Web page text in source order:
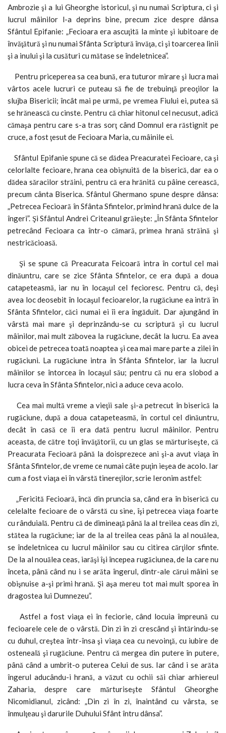
Ambrozie şi a lui Gheorghe istoricul, şi nu numai Scriptura, ci şi
lucrul mâinilor l-a deprins bine, precum zice despre dânsa
Sfântul Epifanie: „Fecioara era ascuţită la minte şi iubitoare de
învăţătură şi nu numai Sfânta Scriptură învăţa, ci şi toarcerea linii
şi a inului şi la cusături cu mătase se îndeletnicea”.
Pentru priceperea sa cea bună, era tuturor mirare şi lucra mai
vârtos acele lucruri ce puteau să fie de trebuinţă preoţilor la
slujba Bisericii; încât mai pe urmă, pe vremea Fiului ei, putea să
se hrănească cu cinste. Pentru că chiar hitonul cel necusut, adică
cămaşa pentru care s-a tras sorţ când Domnul era răstignit pe
cruce, a fost ţesut de Fecioara Maria, cu mâinile ei.
Sfântul Epifanie spune că se dădea Preacuratei Fecioare, ca şi
celorlalte fecioare, hrana cea obişnuită de la biserică, dar ea o
dădea săracilor străini, pentru că era hrănită cu pâine cerească,
precum cânta Biserica. Sfântul Ghermano spune despre dânsa:
„Petrecea Fecioară în Sfânta Sfintelor, primind hrană dulce de la
îngeri”. Şi Sfântul Andrei Criteanul grăieşte: „În Sfânta Sfintelor
petrecând Fecioara ca într-o cămară, primea hrană străină şi
nestricăcioasă.
Şi se spune că Preacurata Feicoară intra în cortul cel mai
dinăuntru, care se zice Sfânta Sfintelor, ce era după a doua
catapeteasmă, iar nu în locaşul cel fecioresc. Pentru că, deşi
avea loc deosebit în locaşul fecioarelor, la rugăciune ea intră în
Sfânta Sfintelor, căci numai ei îi era îngăduit. Dar ajungând în
vârstă mai mare şi deprinzându-se cu scriptură şi cu lucrul
mâinilor, mai mult zăbovea la rugăciune, decât la lucru. Ea avea
obicei de petrecea toată noaptea şi cea mai mare parte a zilei în
rugăciuni. La rugăciune intra în Sfânta Sfintelor, iar la lucrul
mâinilor se întorcea în locaşul său; pentru că nu era slobod a
lucra ceva în Sfânta Sfintelor, nici a aduce ceva acolo.
Cea mai multă vreme a vieţii sale şi-a petrecut în biserică la
rugăciune, după a doua catapeteasmă, în cortul cel dinăuntru,
decât în casă ce îi era dată pentru lucrul mâinilor. Pentru
aceasta, de către toţi învăţătorii, cu un glas se mărturiseşte, că
Preacurata Fecioară până la doisprezece ani şi-a avut viaţa în
Sfânta Sfintelor, de vreme ce numai câte puţin ieşea de acolo. Iar
cum a fost viaţa ei în vârstă tinereţilor, scrie Ieronim astfel:
„Fericită Fecioară, încă din pruncia sa, când era în biserică cu
celelalte fecioare de o vârstă cu sine, îşi petrecea viaţa foarte
cu rânduială. Pentru că de dimineaţă până la al treilea ceas din zi,
stătea la rugăciune; iar de la al treilea ceas până la al nouălea,
se îndeletnicea cu lucrul mâinilor sau cu citirea cărţilor sfinte.
De la al nouălea ceas, iarăşi îşi începea rugăciunea, de la care nu
înceta, până când nu i se arăta îngerul, dintr-ale cărui mâini se
obişnuise a-şi primi hrană. Şi aşa mereu tot mai mult sporea în
dragostea lui Dumnezeu”.
Astfel a fost viaţa ei în feciorie, când locuia împreună cu
fecioarele cele de o vârstă. Din zi în zi crescând şi întărindu-se
cu duhul, creştea într-însa şi viaţa cea cu nevoinţă, cu iubire de
osteneală şi rugăciune. Pentru că mergea din putere în putere,
până când a umbrit-o puterea Celui de sus. Iar când i se arăta
îngerul aducându-i hrană, a văzut cu ochii săi chiar arhiereul
Zaharia, despre care mărturiseşte Sfântul Gheorghe
Nicomidianul, zicând: „Din zi în zi, înaintând cu vârsta, se
înmulţeau şi darurile Duhului Sfânt întru dânsa”.